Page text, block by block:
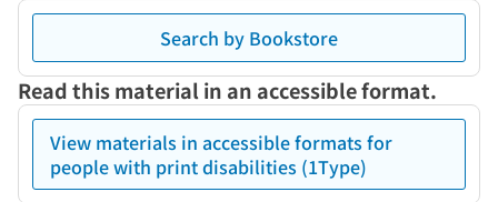
Search by Bookstore
Read this material in an accessible format.
View materials in accessible formats for
people with print disabilities (1Type)